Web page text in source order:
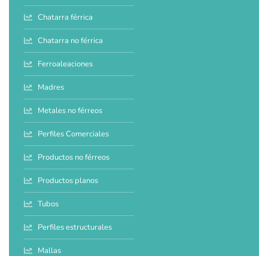
Chatarra férrica
Chatarra no férrica
Ferroaleaciones
Madres
Metales no férreos
Perfiles Comerciales
Productos no férreos
Productos planos
Tubos
Perfiles estructurales
Mallas